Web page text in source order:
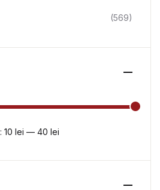
(569)
10 lei — 40 lei